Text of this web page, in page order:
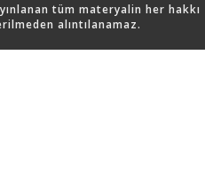
tüm materyalin her hakkı
alıntılanamaz.